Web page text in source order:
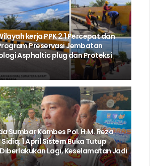
kerja PPK 2.1 Percepat dan
Preservasi Jembatan
Asphaltic plug dan Proteksi
Sumbar Kombes Pol. H.M. Reza
1 April Sistem Buka Tutup
Lagi, Keselamatan Jadi